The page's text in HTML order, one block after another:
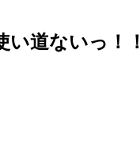
道ないっ！！